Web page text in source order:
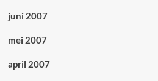
juni 2007
mei 2007
april 2007